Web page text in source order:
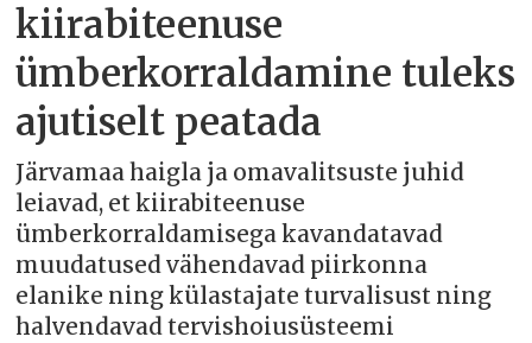
kiirabiteenuse
ümberkorraldamine tuleks
ajutiselt peatada
Järvamaa haigla ja omavalitsuste juhid
leiavad, et kiirabiteenuse
ümberkorraldamisega kavandatavad
muudatused vähendavad piirkonna
elanike ning külastajate turvalisust ning
halvendavad tervishoiusüsteemi